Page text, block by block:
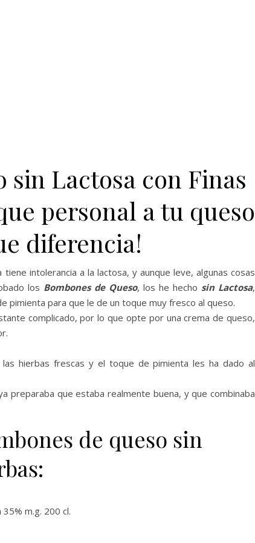
sin Lactosa con Finas
personal a tu queso
diferencia!
intolerancia a la lactosa, y aunque leve, algunas cosas
los Bombones de Queso, los he hecho sin Lactosa,
pimienta para que le de un toque muy fresco al queso.
complicado, por lo que opte por una crema de queso,
hierbas frescas y el toque de pimienta les ha dado al
preparaba que estaba realmente buena, y que combinaba
de queso sin
m.g. 200 cl.